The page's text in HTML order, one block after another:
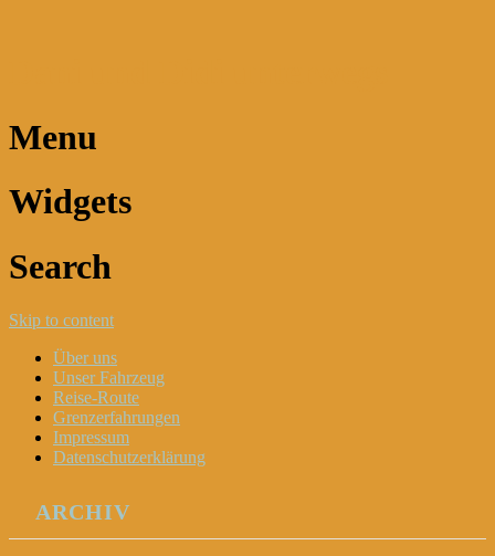
Menu
Widgets
Search
Skip to content
Über uns
Unser Fahrzeug
Reise-Route
Grenzerfahrungen
Impressum
Datenschutzerklärung
ARCHIV